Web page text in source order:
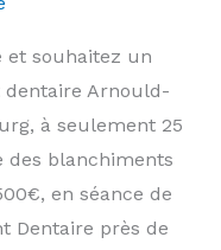
et souhaitez un
Arnould-
à seulement 25
des blanchiments
en séance de
Dentaire près de